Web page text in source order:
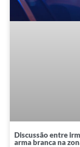
Discussão entre
arma branca na